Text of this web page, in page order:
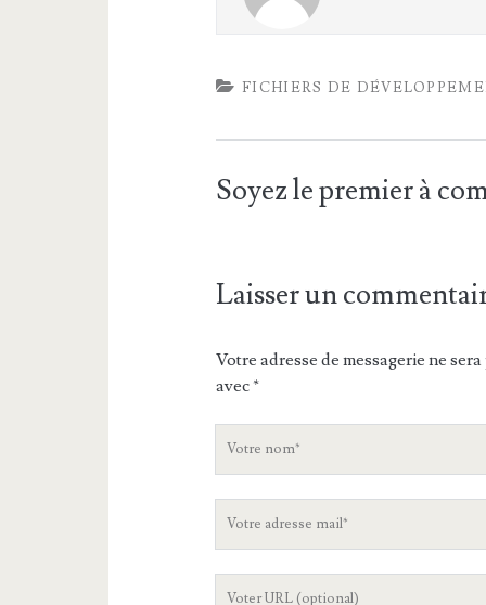
FICHIERS DE
Soyez le premier à
Laisser un
Votre adresse de messagerie ne
avec*
V
n
V
L